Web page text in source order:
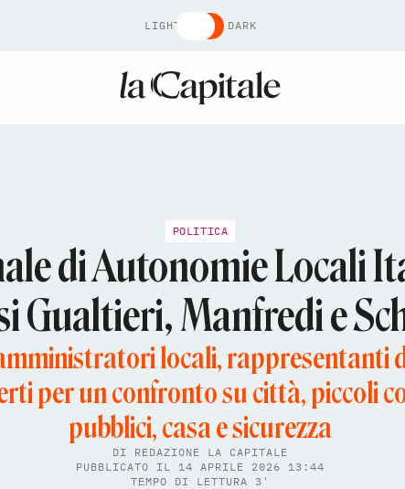
LIGHT DARK
POLITICA
di Autonomie Locali
Gualtieri, Manfredi e
locali, rappresentanti
per un confronto su città, piccoli
pubblici, casa e sicurezza
DI REDAZIONE LA CAPITALE
PUBBLICATO IL 14 APRILE 2026 13:44
TEMPO DI LETTURA 3'